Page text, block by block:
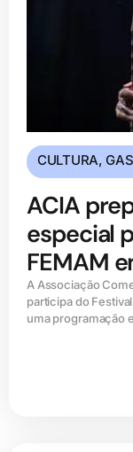
CULTURA,
ACIA
especial
FEMAM
A Associação
participa do
uma programação